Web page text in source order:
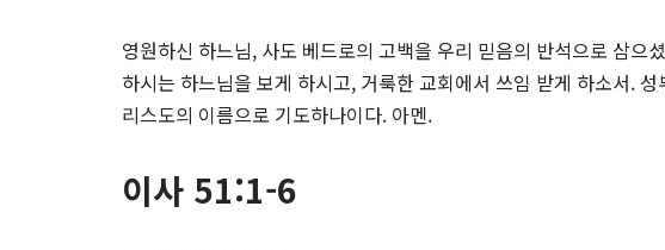
영원하신 하느님, 사도 베드로의 고백을 우리 믿음의 반석으로 삼으
하시는 하느님을 보게 하시고, 거룩한 교회에서 쓰임 받게 하소서.
리스도의 이름으로 기도하나이다. 아멘.
이사 51:1-6